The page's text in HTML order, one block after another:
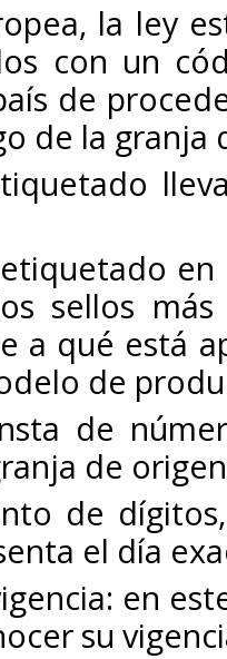
la ley
con un
de
de la granja
sellos
a qué está
de
de
de
de
el día
en
su